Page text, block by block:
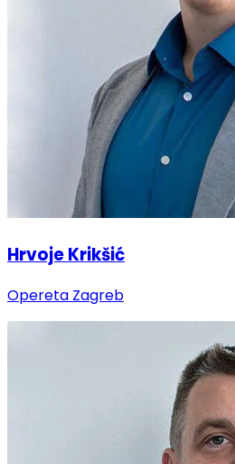
Hrvoje Krikšić
Opereta Zagreb